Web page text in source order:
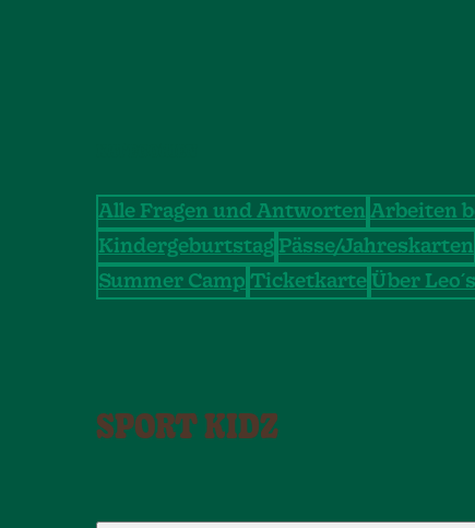
Alle Fragen und Antworten Arbeiten
Kindergeburtstag Pässe/Jahreskarten
Summer Camp Ticketkarte Über Leo´s
SPORT KIDZ